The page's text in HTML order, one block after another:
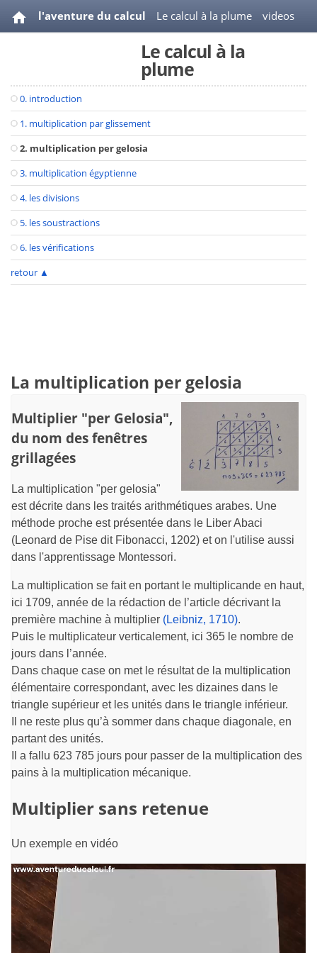
l'aventure du calcul Le calcul à la plume videos
Le calcul à la
plume
0. introduction
1. multiplication par glissement
2. multiplication per gelosia
3. multiplication égyptienne
4. les divisions
5. les soustractions
6. les vérifications
retour ▲
La multiplication per gelosia
Multiplier "per Gelosia",
du nom des fenêtres
grillagées
La multiplication "per gelosia"
est décrite dans les traités arithmétiques arabes. Une
méthode proche est présentée dans le Liber Abaci
(Leonard de Pise dit Fibonacci, 1202) et on l'utilise aussi
dans l'apprentissage Montessori.
La multiplication se fait en portant le multiplicande en haut,
ici 1709, année de la rédaction de l’article décrivant la
première machine à multiplier (Leibniz, 1710).
Puis le multiplicateur verticalement, ici 365 le nombre de
jours dans l’année.
Dans chaque case on met le résultat de la multiplication
élémentaire correspondant, avec les dizaines dans le
triangle supérieur et les unités dans le triangle inférieur.
Il ne reste plus qu’à sommer dans chaque diagonale, en
partant des unités.
Il a fallu 623 785 jours pour passer de la multiplication des
pains à la multiplication mécanique.
Multiplier sans retenue
Un exemple en vidéo